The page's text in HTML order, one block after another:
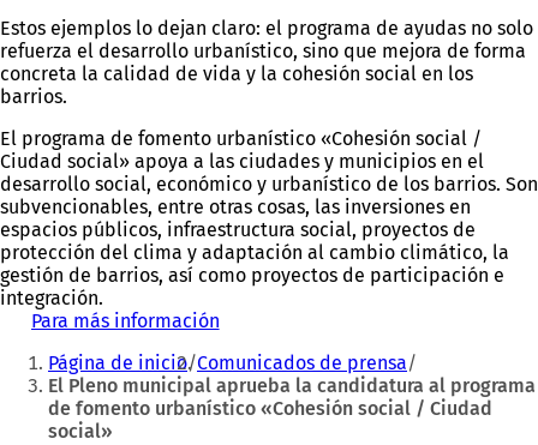
Estos ejemplos lo dejan claro: el programa de ayudas no solo
refuerza el desarrollo urbanístico, sino que mejora de forma
concreta la calidad de vida y la cohesión social en los
barrios.
El programa de fomento urbanístico «Cohesión social /
Ciudad social» apoya a las ciudades y municipios en el
desarrollo social, económico y urbanístico de los barrios. Son
subvencionables, entre otras cosas, las inversiones en
espacios públicos, infraestructura social, proyectos de
protección del clima y adaptación al cambio climático, la
gestión de barrios, así como proyectos de participación e
integración.
Para más información
e
a
b
Estás
aquí:
Página de inicio Comunicados de prensa
El Pleno municipal aprueba la candidatura al programa
de fomento urbanístico «Cohesión social / Ciudad
social»